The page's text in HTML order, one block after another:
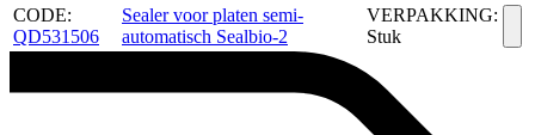
CODE:
QD531506
Sealer voor platen semi-
automatisch Sealbio-2
VERPAKKING:
Stuk